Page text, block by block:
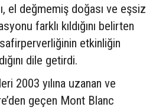
el değmemiş doğası ve eşsiz
farklı kıldığını belirten
etkinliğin
dile getirdi.
2003 yılına uzanan ve
geçen Mont Blanc